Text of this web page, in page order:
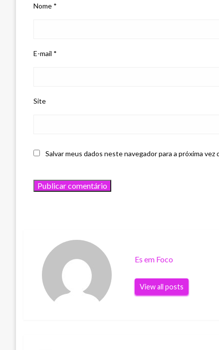
Nome *
E-mail *
Site
Salvar meus dados neste navegador para a próxima vez
Es em Foco
View all posts